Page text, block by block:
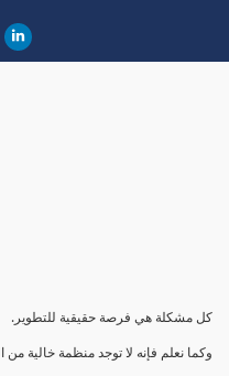
كل مشكلة هي فرصة حقيقية للتطوير.
وكما نعلم فإنه لا توجد منظمة خالية